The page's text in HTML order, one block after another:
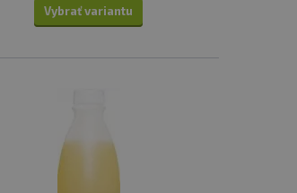
Vybrať variantu